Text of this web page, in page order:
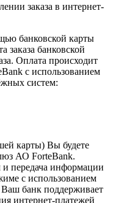
заказа в интернет-
банковской карты
заказа банковской
Оплата происходит
с использованием
систем:
карты) Вы будете
АО ForteBank.
передача информации
с использованием
банк поддерживает
интернет-платежей